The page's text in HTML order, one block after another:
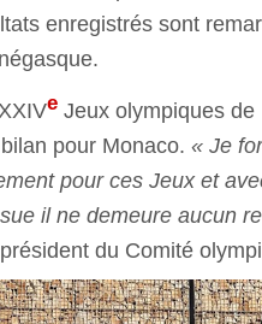
enregistrés sont
e Jeux olympiques de
pour Monaco. « Je
pour ces Jeux et
il ne demeure aucun
du Comité